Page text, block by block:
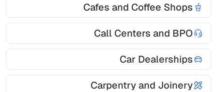
Cafes and Coffee Shops
Call Centers and BPO
Car Dealerships
Carpentry and Joinery